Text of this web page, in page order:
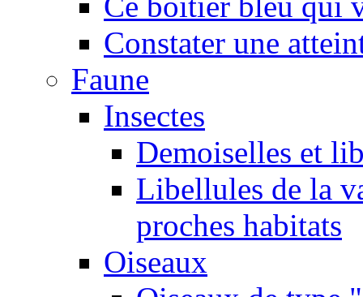
Constater une
Faune
Insectes
Demoiselles et
Libellules de la
proches habitats
Oiseaux